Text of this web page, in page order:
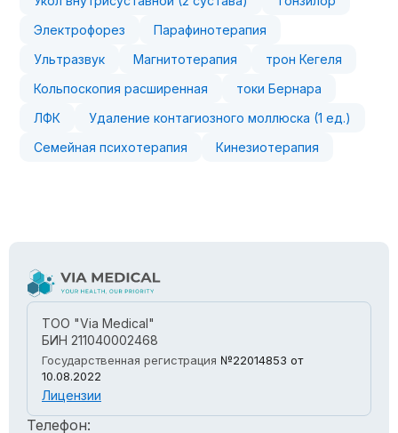
Электрофорез
Парафинотерапия
Ультразвук
Магнитотерапия
трон Кегеля
Кольпоскопия расширенная
токи Бернара
ЛФК
Удаление контагиозного моллюска (1 ед.)
Семейная психотерапия
Кинезиотерапия
ТОО "Via Medical"
БИН 211040002468
Государственная регистрация №22014853 от
10.08.2022
Лицензии
Телефон: